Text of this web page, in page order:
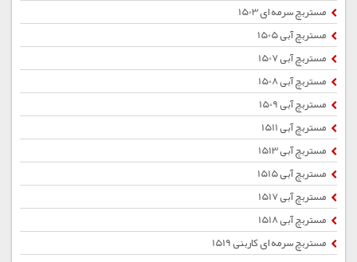
مستربچ سرمه ای 1503
مستربچ آبی 1505
مستربچ آبی 1507
مستربچ آبی 1508
مستربچ آبی 1509
مستربچ آبی 1511
مستربچ آبی 1513
مستربچ آبی 1515
مستربچ آبی 1517
مستربچ آبی 1518
مستربچ سرمه ای کاربنی 1519